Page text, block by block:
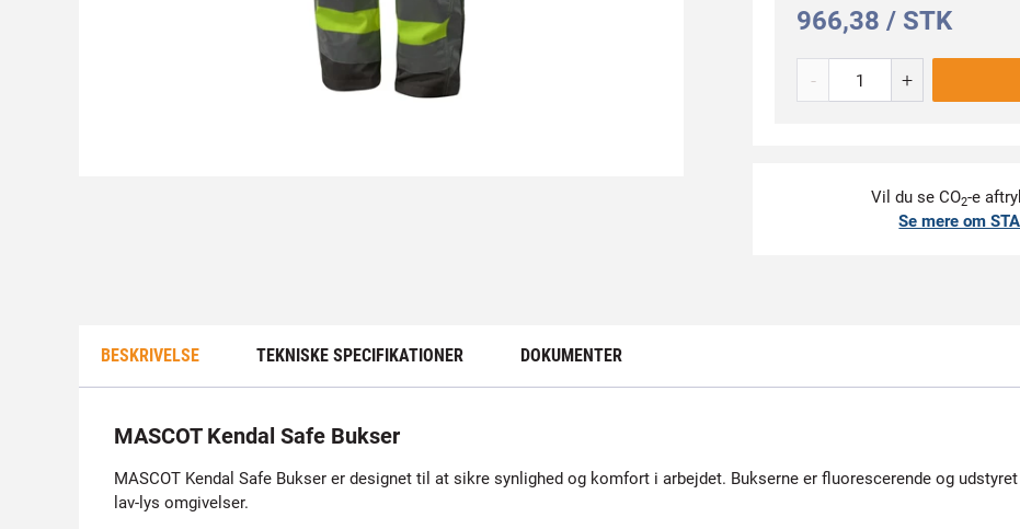
966,38 / STK
- +
Vil du se CO2-e
Se mere om
BESKRIVELSE TEKNISKE SPECIFIKATIONER DOKUMENTER
MASCOT Kendal Safe Bukser
MASCOT Kendal Safe Bukser er designet til at sikre synlighed og komfort i arbejdet. Bukserne er fluorescerende og
lav-lys omgivelser.